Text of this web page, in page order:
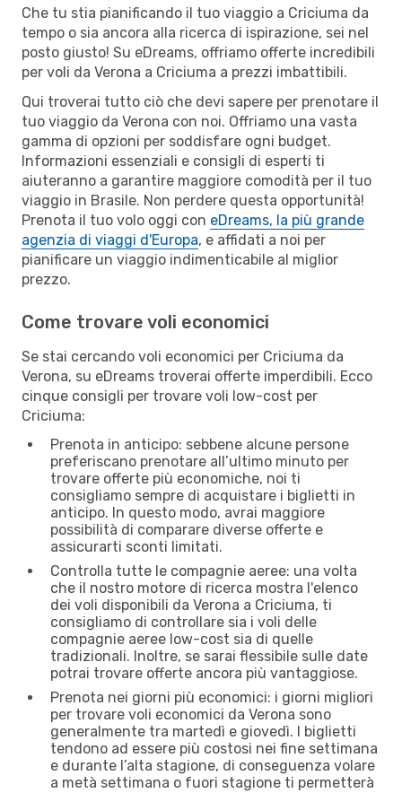
Che tu stia pianificando il tuo viaggio a Criciuma da
tempo o sia ancora alla ricerca di ispirazione, sei nel
posto giusto! Su eDreams, offriamo offerte incredibili
per voli da Verona a Criciuma a prezzi imbattibili.
Qui troverai tutto ciò che devi sapere per prenotare il
tuo viaggio da Verona con noi. Offriamo una vasta
gamma di opzioni per soddisfare ogni budget.
Informazioni essenziali e consigli di esperti ti
aiuteranno a garantire maggiore comodità per il tuo
viaggio in Brasile. Non perdere questa opportunità!
Prenota il tuo volo oggi con eDreams, la più grande
agenzia di viaggi d'Europa, e affidati a noi per
pianificare un viaggio indimenticabile al miglior
prezzo.
Come trovare voli economici
Se stai cercando voli economici per Criciuma da
Verona, su eDreams troverai offerte imperdibili. Ecco
cinque consigli per trovare voli low-cost per
Criciuma:
Prenota in anticipo: sebbene alcune persone
preferiscano prenotare all’ultimo minuto per
trovare offerte più economiche, noi ti
consigliamo sempre di acquistare i biglietti in
anticipo. In questo modo, avrai maggiore
possibilità di comparare diverse offerte e
assicurarti sconti limitati.
Controlla tutte le compagnie aeree: una volta
che il nostro motore di ricerca mostra l'elenco
dei voli disponibili da Verona a Criciuma, ti
consigliamo di controllare sia i voli delle
compagnie aeree low-cost sia di quelle
tradizionali. Inoltre, se sarai flessibile sulle date
potrai trovare offerte ancora più vantaggiose.
Prenota nei giorni più economici: i giorni migliori
per trovare voli economici da Verona sono
generalmente tra martedì e giovedì. I biglietti
tendono ad essere più costosi nei fine settimana
e durante l’alta stagione, di conseguenza volare
a metà settimana o fuori stagione ti permetterà